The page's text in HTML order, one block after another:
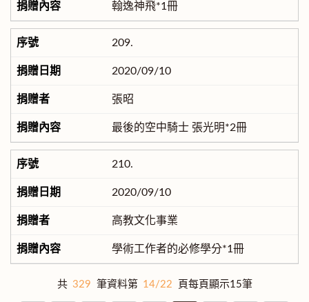
翰逸神飛*1冊
209.
2020/09/10
張昭
最後的空中騎士 張光明*2冊
210.
2020/09/10
高教文化事業
學術工作者的必修學分*1冊
共 329 筆資料第 14/22 頁每頁顯示15筆